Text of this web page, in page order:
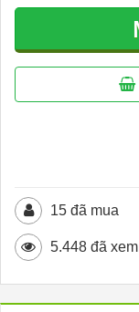
15 đã mua
5.448 đã xem